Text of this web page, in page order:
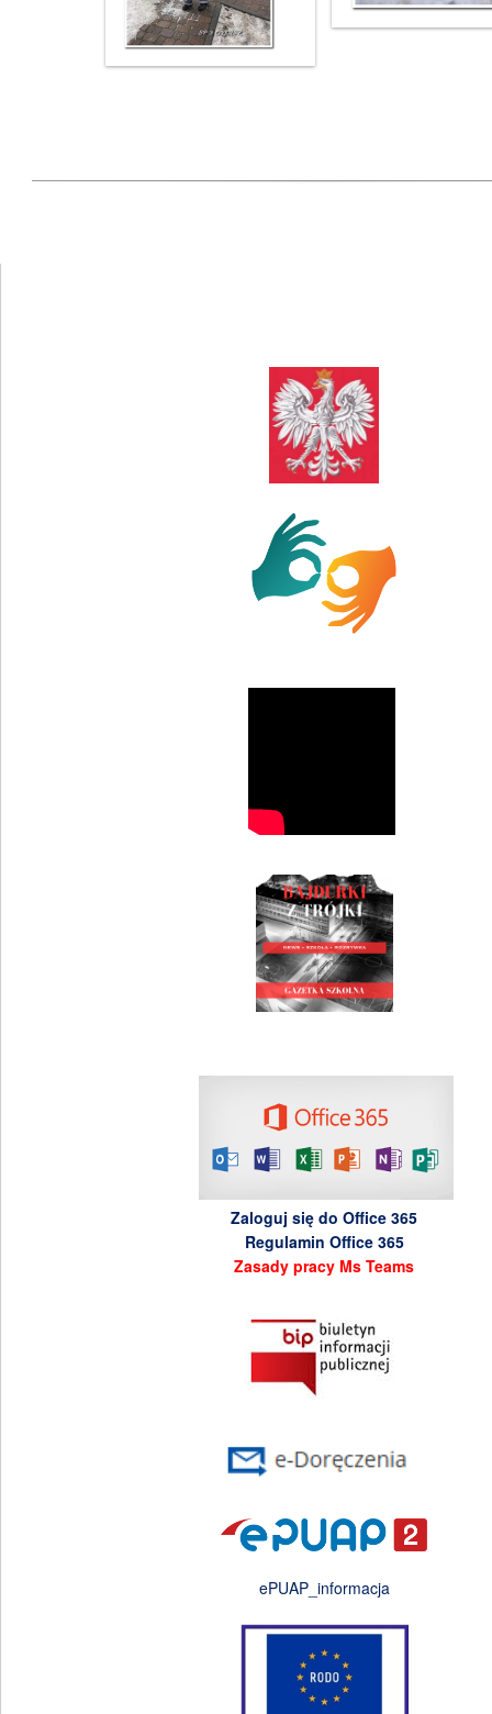
Zaloguj się do Office 365
Regulamin Office 365
Zasady pracy Ms Teams
ePUAP_informacja